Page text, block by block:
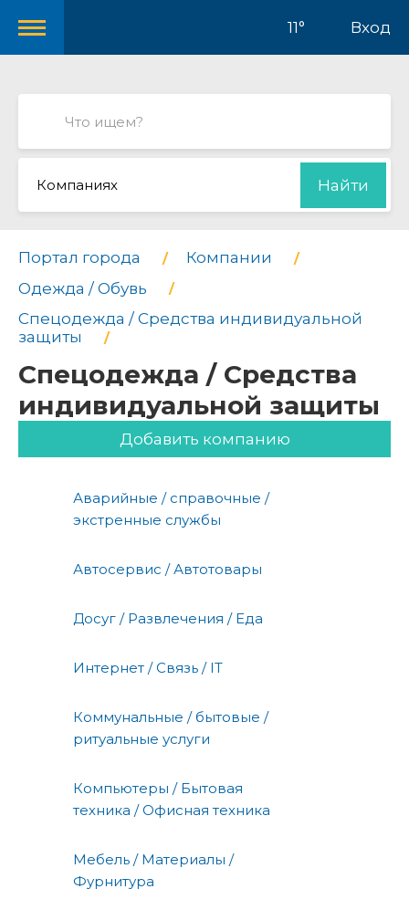
11° Вход
Компаниях Найти
Портал города
Компании
Одежда / Обувь
Спецодежда / Средства индивидуальной
защиты
Спецодежда / Средства
индивидуальной защиты
Добавить компанию
Аварийные / справочные /
экстренные службы
Автосервис / Автотовары
Досуг / Развлечения / Еда
Интернет / Связь / IT
Коммунальные / бытовые /
ритуальные услуги
Компьютеры / Бытовая
техника / Офисная техника
Мебель / Материалы /
Фурнитура